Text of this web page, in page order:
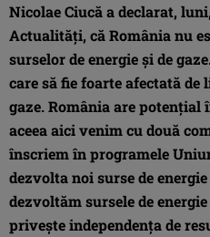
Nicolae Ciucă a declarat,
Actualităţi, că România nu
surselor de energie şi de
care să fie foarte afectată de
gaze. România are potenţial
aceea aici venim cu două
înscriem în programele
dezvolta noi surse de
dezvoltăm sursele de
priveşte independenţa de